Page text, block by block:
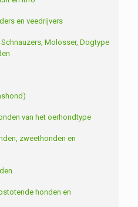
en veedrijvers
Molosser, Dogtype
van het oerhondtype
zweethonden en
honden en